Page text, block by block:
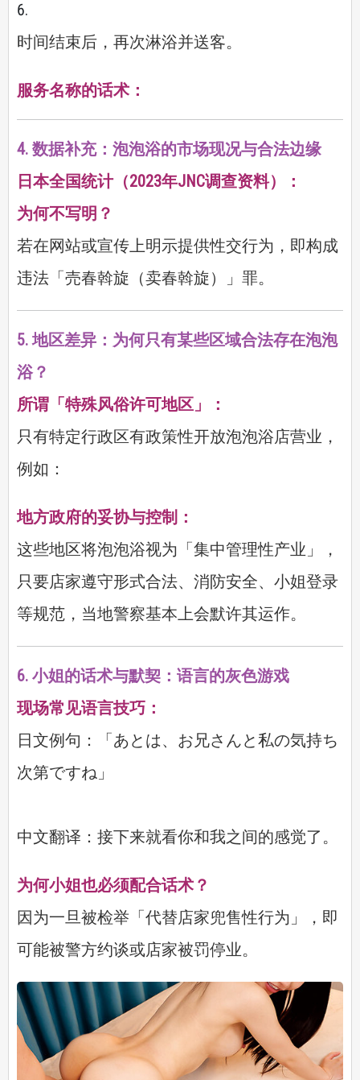
时间结束后，再次淋浴并送客。
服务名称的话术：
4. 数据补充：泡泡浴的市场现况与合法边缘
日本全国统计（2023年JNC调查资料）：
为何不写明？
若在网站或宣传上明示提供性交行为，即构成
违法「売春斡旋（卖春斡旋）」罪。
5. 地区差异：为何只有某些区域合法存在泡泡
浴？
所谓「特殊风俗许可地区」：
只有特定行政区有政策性开放泡泡浴店营业，
例如：
地方政府的妥协与控制：
这些地区将泡泡浴视为「集中管理性产业」，
只要店家遵守形式合法、消防安全、小姐登录
等规范，当地警察基本上会默许其运作。
6. 小姐的话术与默契：语言的灰色游戏
现场常见语言技巧：
日文例句：「あとは、お兄さんと私の気持ち
次第ですね」
中文翻译：接下来就看你和我之间的感觉了。
为何小姐也必须配合话术？
因为一旦被检举「代替店家兜售性行为」，即
可能被警方约谈或店家被罚停业。